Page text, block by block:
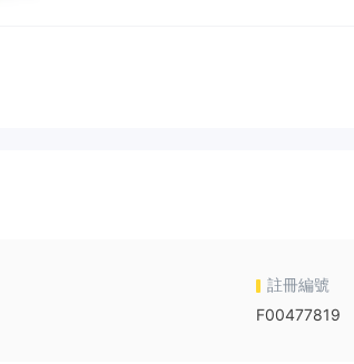
註冊編號
F00477819